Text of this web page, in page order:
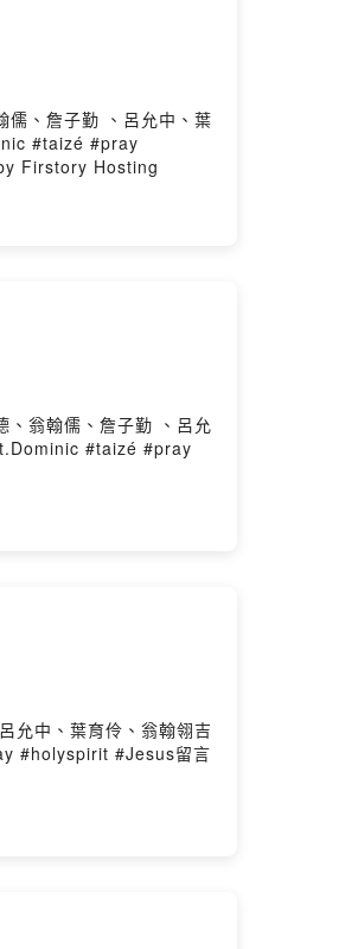
儒、詹子勤 、呂允中、葉
#taizé #pray
Firstory Hosting
、翁翰儒、詹子勤 、呂允
#taizé #pray
允中、葉育伶、翁翰翎吉
#holyspirit #Jesus留言